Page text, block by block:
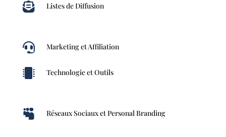
 Listes de Diffusion
 Marketing et Affiliation
 Technologie et Outils
 Réseaux Sociaux et Personal Branding